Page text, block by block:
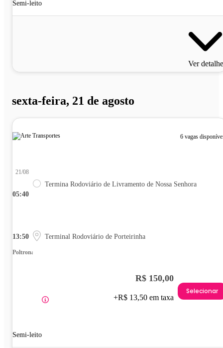
Semi-leito
Ver
sexta-feira, 21 de agosto
6 vagas
05:40
21/08
Termina Rodoviário de Livramento de Nossa Senhora
13:50 Terminal Rodoviário de Porteirinha
Poltrona
Semi-leito
R$ 150,00
+R$ 13,50 em taxa
Selecionar